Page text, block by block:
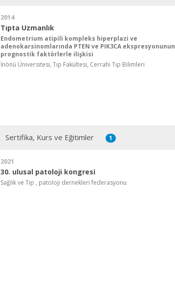
2014
Tıpta Uzmanlık
Endometrium atipili kompleks hiperplazi ve
adenokarsinomlarında PTEN ve PIK3CA ekspresyonunun
prognostik faktörlerle ilişkisi
İnönü Üniversitesi, Tıp Fakültesi, Cerrahi Tıp Bilimleri
Sertifika, Kurs ve Eğitimler 1
2021
30. ulusal patoloji kongresi
Sağlık ve Tıp , patoloji dernekleri federasyonu